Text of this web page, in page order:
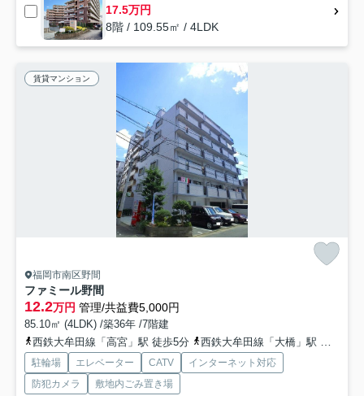
17.5万円
8階 / 109.55㎡ / 4LDK
賃貸マンション
福岡市南区野間
ファミール野間
12.2万円 管理/共益費5,000円
85.10㎡ (4LDK) /築36年 /7階建
西鉄大牟田線「高宮」駅 徒歩5分
西鉄大牟田線「大橋」駅 徒歩15分
駐輪場 エレベーター CATV
インターネット対応
防犯カメラ
敷地内ごみ置き場